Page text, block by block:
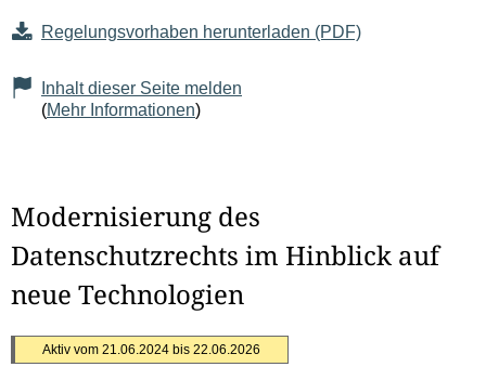
Regelungsvorhaben herunterladen (PDF)
Inhalt dieser Seite melden
(Mehr Informationen)
Modernisierung des
Datenschutzrechts im Hinblick auf
neue Technologien
Aktiv vom 21.06.2024 bis 22.06.2026